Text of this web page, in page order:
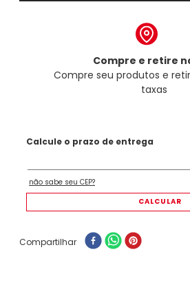
Compre e retire
Compre seu produtos e
taxas
Compartilhar